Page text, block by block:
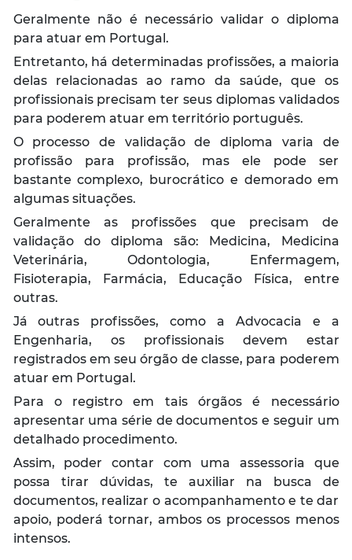
Geralmente não é necessário validar o diploma
para atuar em Portugal.
Entretanto, há determinadas profissões, a maioria
delas relacionadas ao ramo da saúde, que os
profissionais precisam ter seus diplomas validados
para poderem atuar em território português.
O processo de validação de diploma varia de
profissão para profissão, mas ele pode ser
bastante complexo, burocrático e demorado em
algumas situações.
Geralmente as profissões que precisam de
validação do diploma são: Medicina, Medicina
Veterinária, Odontologia, Enfermagem,
Fisioterapia, Farmácia, Educação Física, entre
outras.
Já outras profissões, como a Advocacia e a
Engenharia, os profissionais devem estar
registrados em seu órgão de classe, para poderem
atuar em Portugal.
Para o registro em tais órgãos é necessário
apresentar uma série de documentos e seguir um
detalhado procedimento.
Assim, poder contar com uma assessoria que
possa tirar dúvidas, te auxiliar na busca de
documentos, realizar o acompanhamento e te dar
apoio, poderá tornar, ambos os processos menos
intensos.